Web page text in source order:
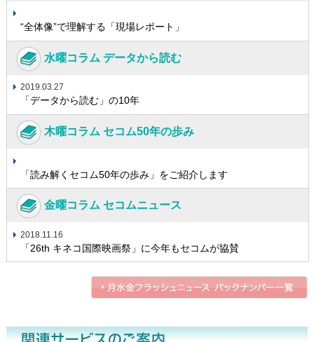
“全体像”で理解する「現場レポート」
水曜コラム データから読む
2019.03.27
「データから読む」の10年
木曜コラム セコム50年の歩み
「読み解くセコム50年の歩み」をご紹介します
金曜コラム セコムニュース
2018.11.16
「26th キネコ国際映画祭」に今年もセコムが協賛